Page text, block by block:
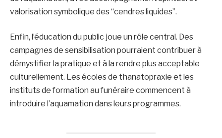
valorisation symbolique des “cendres liquides”.
Enfin, l’éducation du public joue un rôle central. Des
campagnes de sensibilisation pourraient contribuer à
démystifier la pratique et à la rendre plus acceptable
culturellement. Les écoles de thanatopraxie et les
instituts de formation au funéraire commencent à
introduire l’aquamation dans leurs programmes.